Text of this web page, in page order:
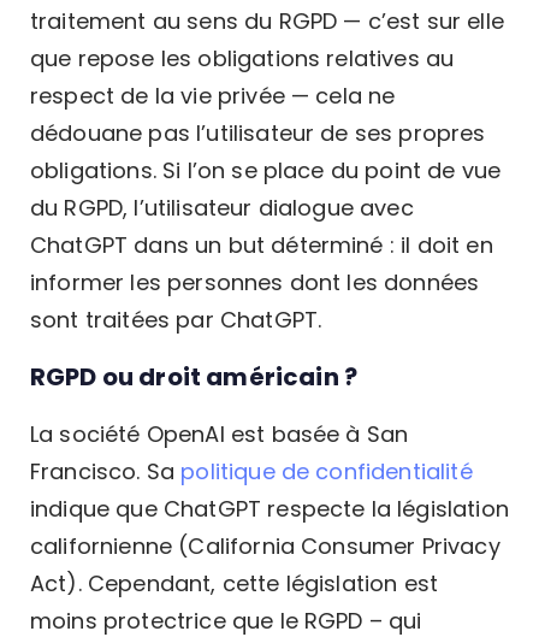
traitement au sens du RGPD — c’est sur elle
que repose les obligations relatives au
respect de la vie privée — cela ne
dédouane pas l’utilisateur de ses propres
obligations. Si l’on se place du point de vue
du RGPD, l’utilisateur dialogue avec
ChatGPT dans un but déterminé : il doit en
informer les personnes dont les données
sont traitées par ChatGPT.
RGPD ou droit américain ?
La société OpenAI est basée à San
Francisco. Sa politique de confidentialité
indique que ChatGPT respecte la législation
californienne (California Consumer Privacy
Act). Cependant, cette législation est
moins protectrice que le RGPD – qui